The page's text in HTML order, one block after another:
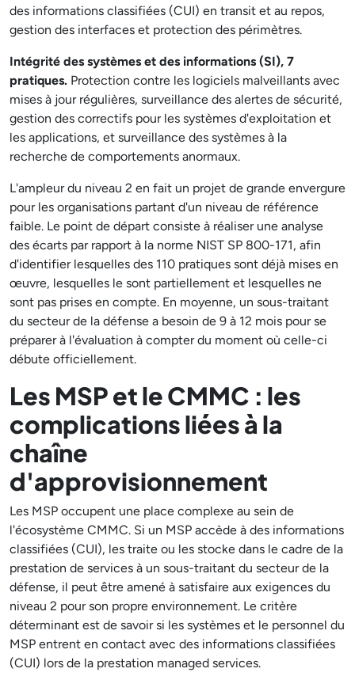
des informations classifiées (CUI) en transit et au repos,
gestion des interfaces et protection des périmètres.
Intégrité des systèmes et des informations (SI), 7
pratiques. Protection contre les logiciels malveillants avec
mises à jour régulières, surveillance des alertes de sécurité,
gestion des correctifs pour les systèmes d'exploitation et
les applications, et surveillance des systèmes à la
recherche de comportements anormaux.
L'ampleur du niveau 2 en fait un projet de grande envergure
pour les organisations partant d'un niveau de référence
faible. Le point de départ consiste à réaliser une analyse
des écarts par rapport à la norme NIST SP 800-171, afin
d'identifier lesquelles des 110 pratiques sont déjà mises en
œuvre, lesquelles le sont partiellement et lesquelles ne
sont pas prises en compte. En moyenne, un sous-traitant
du secteur de la défense a besoin de 9 à 12 mois pour se
préparer à l'évaluation à compter du moment où celle-ci
débute officiellement.
Les MSP et le CMMC : les
complications liées à la
chaîne
d'approvisionnement
Les MSP occupent une place complexe au sein de
l'écosystème CMMC. Si un MSP accède à des informations
classifiées (CUI), les traite ou les stocke dans le cadre de la
prestation de services à un sous-traitant du secteur de la
défense, il peut être amené à satisfaire aux exigences du
niveau 2 pour son propre environnement. Le critère
déterminant est de savoir si les systèmes et le personnel du
MSP entrent en contact avec des informations classifiées
(CUI) lors de la prestation managed services.